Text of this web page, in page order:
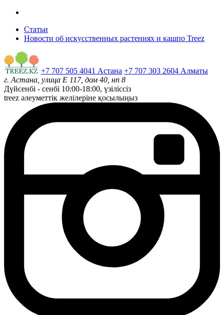
Статьи
Новости об искусственных растениях и кашпо Treez
+7 707 505 4041 Астана +7 707 303 2604 Алматы
г. Астана, улица Е 117, дом 40, нп 8
Дүйсенбі - сенбі 10:00-18:00, үзіліссіз
treez әлеуметтік желілеріне қосылыңыз